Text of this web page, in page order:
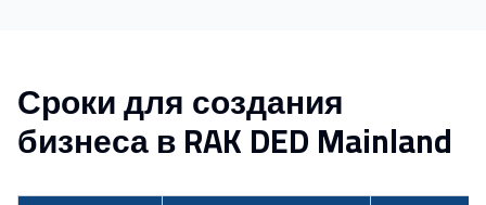
Сроки для создания
бизнеса в RAK DED Mainland